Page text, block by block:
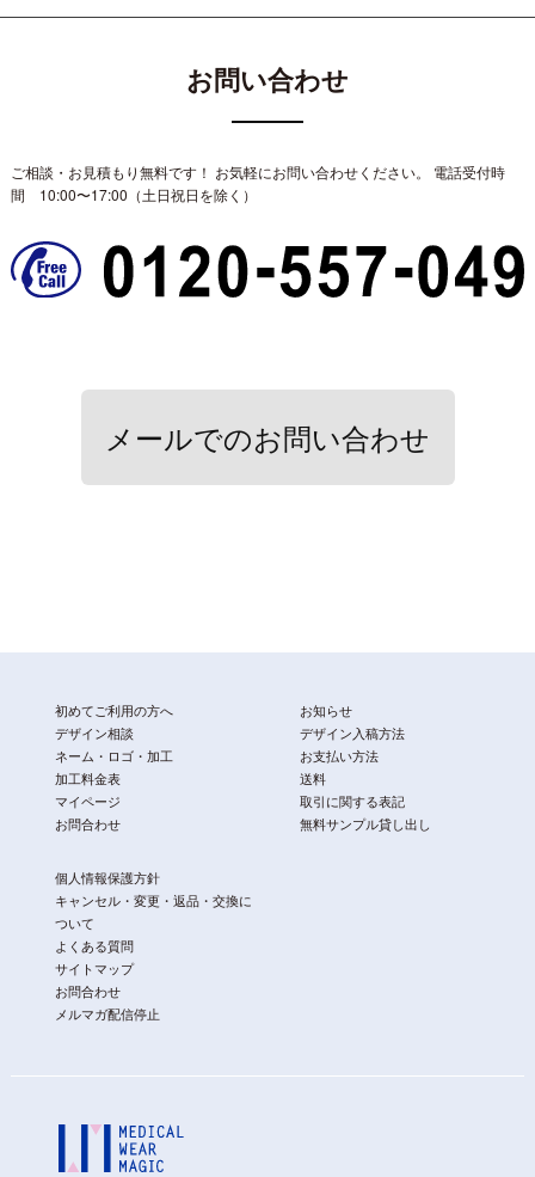
お問い合わせ
ご相談・お見積もり無料です！ お気軽にお問い合わせください。
電話受付時
間 10:00〜17:00（土日祝日を除く）
メールでのお問い合わせ
初めてご利用の方へ
デザイン相談
ネーム・ロゴ・加工
加工料金表
マイページ
お問合わせ
お知らせ
デザイン入稿方法
お支払い方法
送料
取引に関する表記
無料サンプル貸し出し
個人情報保護方針
キャンセル・変更・返品・交換に
ついて
よくある質問
サイトマップ
お問合わせ
メルマガ配信停止